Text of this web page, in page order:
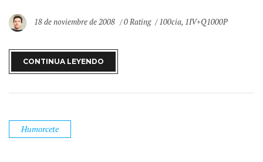
18 de noviembre de 2008 0 Rating 100cia, 1IV+Q1000P
CONTINUA LEYENDO
Humorcete